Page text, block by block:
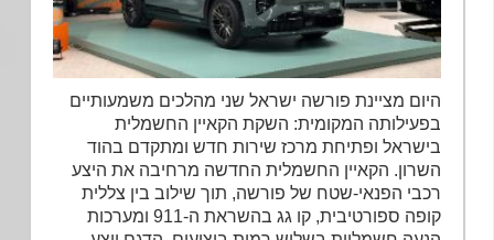
היום מציינת פורשה ישראל שני מהלכים משמעותיים
בפעילותה המקומית: השקת הקאיין החשמלית
בישראל ופתיחת מרכז שירות חדש ומתקדם בהוד
השרון. הקאיין החשמלית החדשה מרחיבה את היצע
רכבי הפנאי-שטח של פורשה, תוך שילוב בין צללית
קופה ספורטיבית, קו גג בהשראת ה-911 ומערכות